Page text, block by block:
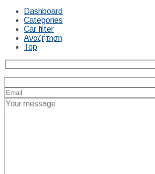
Dashboard
Categories
Car filter
Αναζήτηση
Top